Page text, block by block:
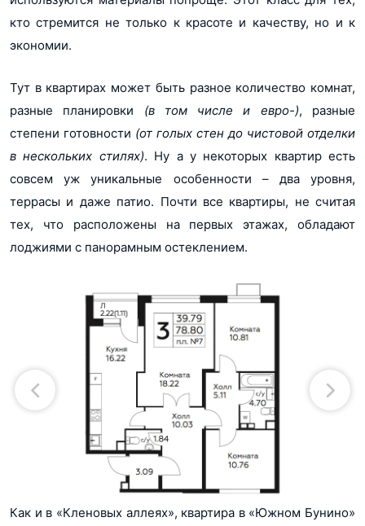
кто стремится не только к красоте и качеству, но и к
экономии.
Тут в квартирах может быть разное количество комнат,
разные планировки (в том числе и евро-), разные
степени готовности (от голых стен до чистовой отделки
в нескольких стилях). Ну а у некоторых квартир есть
совсем уж уникальные особенности – два уровня,
террасы и даже патио. Почти все квартиры, не считая
тех, что расположены на первых этажах, обладают
лоджиями с панорамным остеклением.
Как и в «Кленовых аллеях», квартира в «Южном Бунино»